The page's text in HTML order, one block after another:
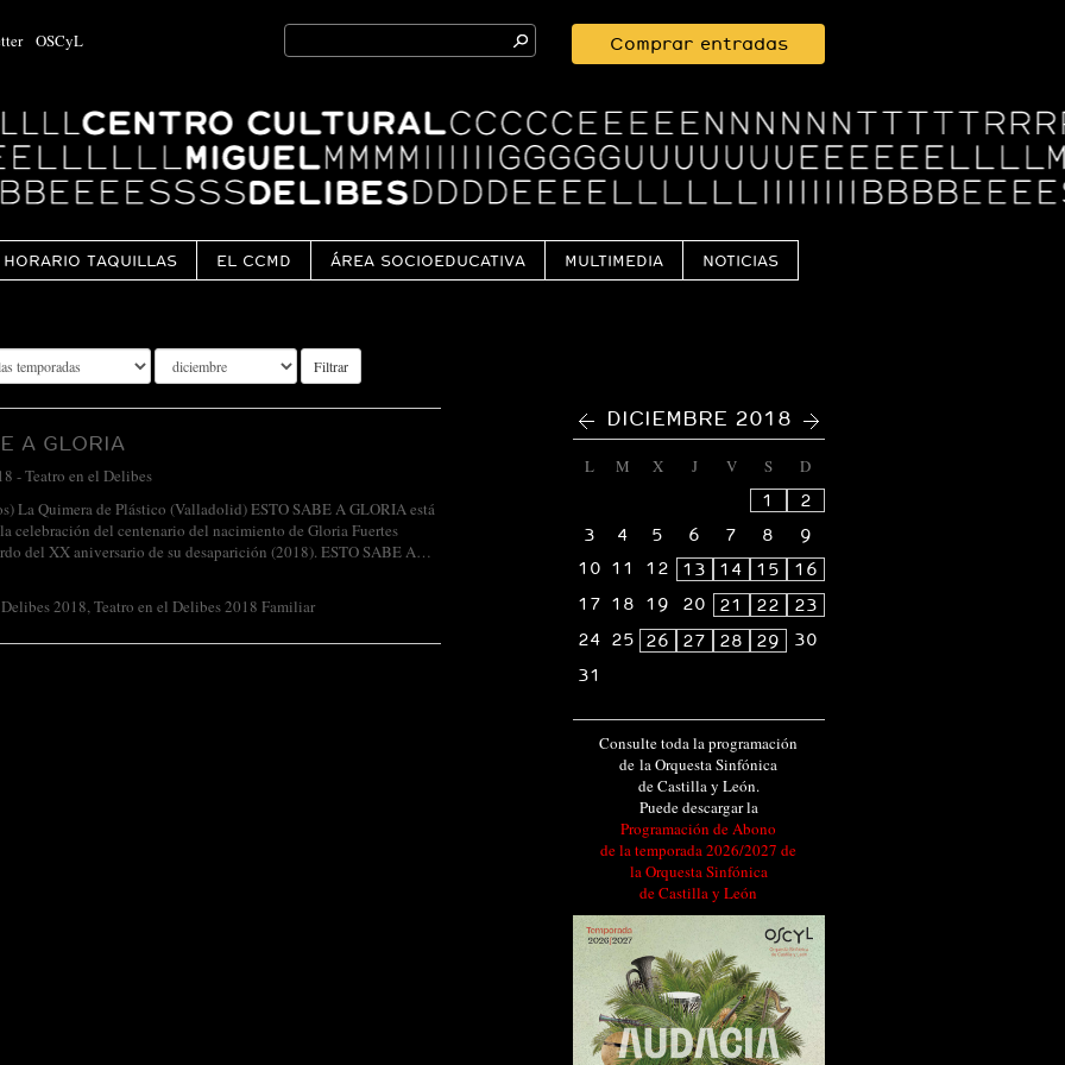
OSCyL
Search
for:
Comprar entradas
HORARIO TAQUILLAS EL CCMD ÁREA SOCIOEDUCATIVA MULTIMEDIA NOTICIAS
Filtrar
A GLORIA
-Teatro en el Delibes
La Quimera de Plástico (Valladolid) ESTO SABE A GLORIA está
celebración del centenario del nacimiento de Gloria Fuertes
del XX aniversario de su desaparición (2018). ESTO SABE A…
2018,Teatro en el Delibes 2018 Familiar
>
DICIEMBRE 2018
L M X J V S
D
1
2
3
4 5 6 7 8
9
10 11 12 13 14 15
16
17 18 19 20 21 22
23
24 25 26 27 28 29
30
31
Consulte toda la programación
de la Orquesta Sinfónica
de Castilla y León.
Puede descargar la
Programación de Abono
de la temporada 2026/2027 de
la Orquesta Sinfónica
de Castilla y León